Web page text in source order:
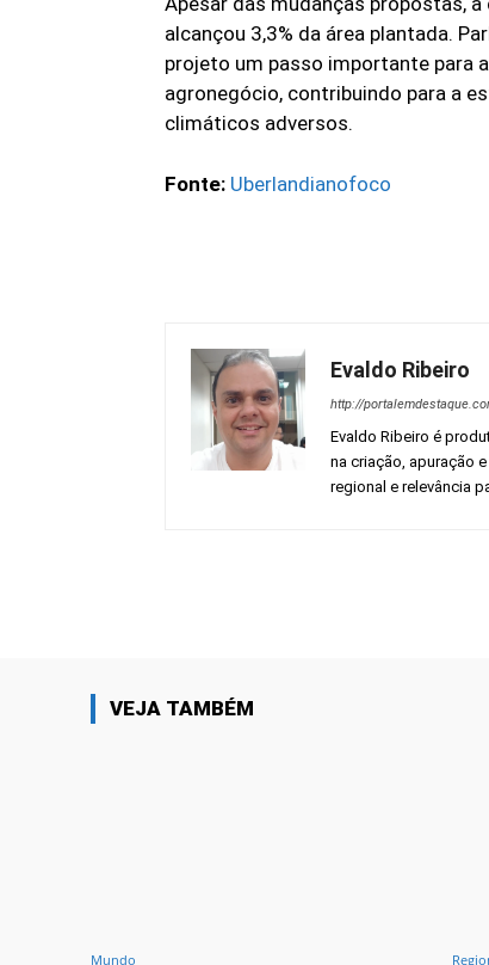
alcançou 3,3% da área plantada.
projeto um passo importante para
agronegócio, contribuindo para a
climáticos adversos.
Fonte: Uberlandianofoco
Evaldo Ribeiro
http://
Evaldo Ribeiro é
na criação, apuração
regional e relevância
VEJA TAMBÉM
Mundo